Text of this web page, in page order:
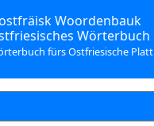
Woordenbauk
Wörterbuch
fürs Ostfriesische Platt